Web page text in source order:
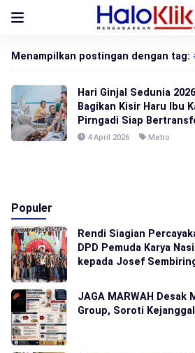
Menampilkan postingan dengan tag:
Hari Ginjal Sedunia
Bagikan Kisir Haru Ibu
Pirngadi Siap
4 April 2026 Metro
Populer
Rendi Siagian
DPD Pemuda Karya
kepada Josef
JAGA MARWAH Desak
Group, Soroti